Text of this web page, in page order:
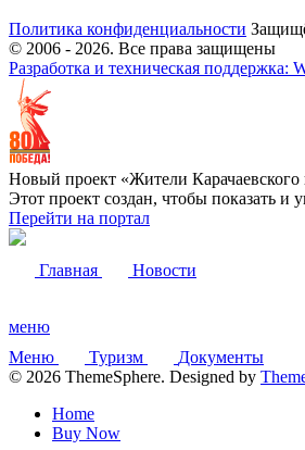
Политика конфиденциальности
© 2006 - 2026. Все права защищены
Разработка и техническая поддержка:
Новый проект «Жители
Этот проект создан, чтобы показать
Перейти на портал
Главная Новости
меню
Меню
Туризм
Документы
© 2026 ThemeSphere. Designed by
Home
Buy Now